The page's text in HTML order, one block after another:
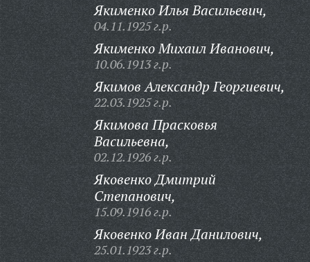
Якименко Илья Васильевич,
04.11.1925 г.р.
Якименко Михаил Иванович,
10.06.1913 г.р.
Якимов Александр Георгиевич,
22.03.1925 г.р.
Якимова Прасковья
Васильевна,
02.12.1926 г.р.
Яковенко Дмитрий
Степанович,
15.09.1916 г.р.
Яковенко Иван Данилович,
25.01.1923 г.р.